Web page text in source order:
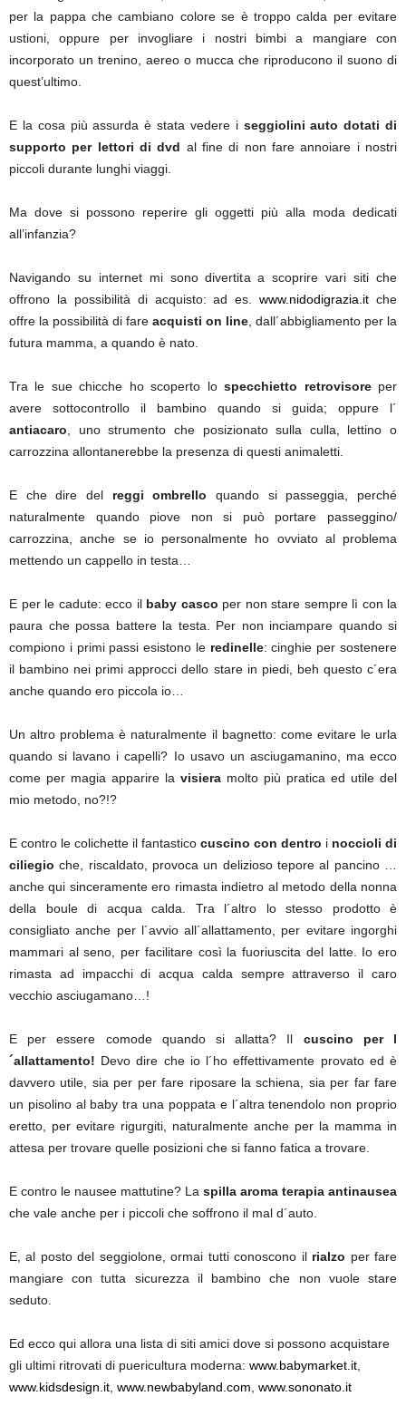
per la pappa che cambiano colore se è troppo calda per evitare
ustioni, oppure per invogliare i nostri bimbi a mangiare con
incorporato un trenino, aereo o mucca che riproducono il suono di
quest’ultimo.
E la cosa più assurda è stata vedere i seggiolini auto dotati di
supporto per lettori di dvd al fine di non fare annoiare i nostri
piccoli durante lunghi viaggi.
Ma dove si possono reperire gli oggetti più alla moda dedicati
all’infanzia?
Navigando su internet mi sono divertita a scoprire vari siti che
offrono la possibilità di acquisto: ad es.www.nidodigrazia.it che
offre la possibilità di fare acquisti on line , dall´abbigliamento per la
futura mamma, a quando è nato.
Tra le sue chicche ho scoperto lospecchietto retrovisoreper
avere sottocontrollo il bambino quando si guida; oppure l´
antiacaro , uno strumento che posizionato sulla culla, lettino o
carrozzina allontanerebbe la presenza di questi animaletti.
E che dire del reggi ombrello quando si passeggia, perché
naturalmente quando piove non si può portare passeggino/
carrozzina, anche se io personalmente ho ovviato al problema
mettendo un cappello in testa…
E per le cadute: ecco il baby casco per non stare sempre lì con la
paura che possa battere la testa. Per non inciampare quando si
compiono i primi passi esistono le redinelle: cinghie per sostenere
il bambino nei primi approcci dello stare in piedi, beh questo c´era
anche quando ero piccola io…
Un altro problema è naturalmente il bagnetto: come evitare le urla
quando si lavano i capelli? Io usavo un asciugamanino, ma ecco
come per magia apparire la visiera molto più pratica ed utile del
mio metodo, no?!?
E contro le colichette il fantastico cuscino con dentro i noccioli di
ciliegio che, riscaldato, provoca un delizioso tepore al pancino …
anche qui sinceramente ero rimasta indietro al metodo della nonna
della boule di acqua calda. Tra l´altro lo stesso prodotto è
consigliato anche per l´avvio all´allattamento, per evitare ingorghi
mammari al seno, per facilitare così la fuoriuscita del latte. Io ero
rimasta ad impacchi di acqua calda sempre attraverso il caro
vecchio asciugamano…!
E per essere comode quando si allatta? Il cuscino per l
´allattamento! Devo dire che io l´ho effettivamente provato ed è
davvero utile, sia per per fare riposare la schiena, sia per far fare
un pisolino al baby tra una poppata e l´altra tenendolo non proprio
eretto, per evitare rigurgiti, naturalmente anche per la mamma in
attesa per trovare quelle posizioni che si fanno fatica a trovare.
E contro le nausee mattutine? La spilla aroma terapia antinausea
che vale anche per i piccoli che soffrono il mal d´auto.
E, al posto del seggiolone, ormai tutti conoscono il rialzo per fare
mangiare con tutta sicurezza il bambino che non vuole stare
seduto.
Ed ecco qui allora una lista di siti amici dove si possono acquistare
gli ultimi ritrovati di puericultura moderna: www.babymarket.it
www.kidsdesign.it www.newbabyland.com www.sononato.it